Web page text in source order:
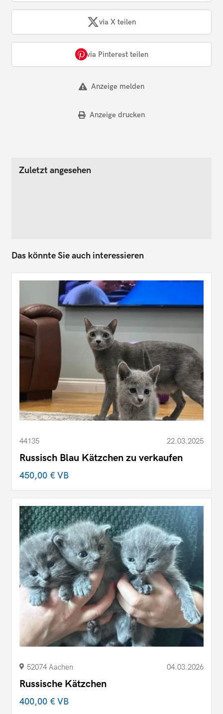
via X teilen
via Pinterest teilen
Anzeige melden
Anzeige drucken
Zuletzt angesehen
Das könnte Sie auch interessieren
44135 22.03.2025
Russisch Blau Kätzchen zu verkaufen
450,00 €VB
52074 Aachen 04.03.2026
Russische Kätzchen
400,00 €VB